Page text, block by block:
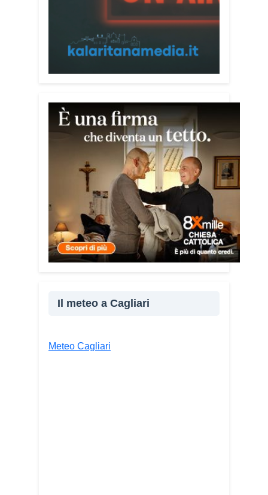
Passi di Speranzae da anni
impegnato nel sostegno alle persone
più vulnerabili. «L’idea di realizzare il
soprattutto le persone più fragili: anziani,
malati e persone socialmente isolate,
che spesso vengono lasciate sole e
senza strumenti per difendersi. La mia
esperienza personale e il contatto
diretto con chi vive situazioni di
vulnerabilità mi hanno spinto a creare
uno strumento semplice, concreto e
facilmente consultabile. L’obiettivo era
accompagnare le persone, non
spaventarle o farle sentire giudicate».
d’allarme e comportamenti utili da
e che punta soprattutto a prevenire.
Il meteo a Cagliari
Meteo Cagliari